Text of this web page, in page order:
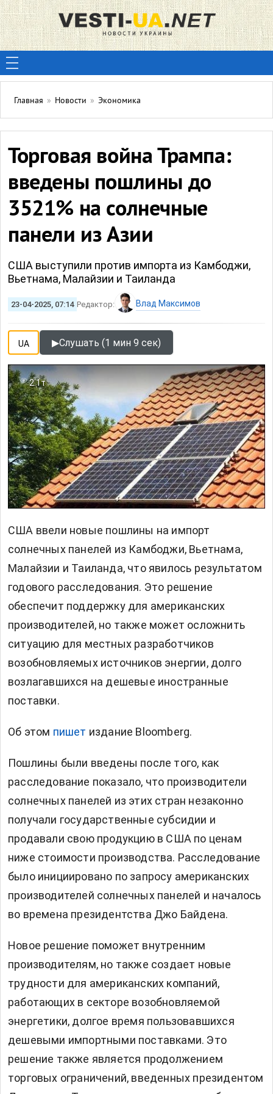
Главная » Новости » Экономика
Торговая война Трампа:
введены пошлины до
3521% на солнечные
панели из Азии
США выступили против импорта из Камбоджи,
Вьетнама, Малайзии и Таиланда
23-04-2025, 07:14 Редактор: Влад Максимов
UA ▶Слушать (1 мин 9 сек)
2.1т
США ввели новые пошлины на импорт
солнечных панелей из Камбоджи, Вьетнама,
Малайзии и Таиланда, что явилось результатом
годового расследования. Это решение
обеспечит поддержку для американских
производителей, но также может осложнить
ситуацию для местных разработчиков
возобновляемых источников энергии, долго
возлагавшихся на дешевые иностранные
поставки.
Об этом пишет издание Bloomberg.
Пошлины были введены после того, как
расследование показало, что производители
солнечных панелей из этих стран незаконно
получали государственные субсидии и
продавали свою продукцию в США по ценам
ниже стоимости производства. Расследование
было инициировано по запросу американских
производителей солнечных панелей и началось
во времена президентства Джо Байдена.
Новое решение поможет внутренним
производителям, но также создает новые
трудности для американских компаний,
работающих в секторе возобновляемой
энергетики, долгое время пользовавшихся
дешевыми импортными поставками. Это
решение также является продолжением
торговых ограничений, введенных президентом